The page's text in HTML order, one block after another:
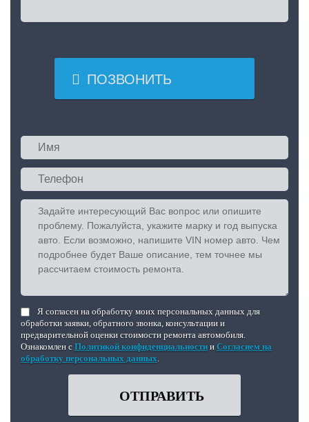
 ПОЗВОНИТЬ
Я согласен на обработку моих персональных данных для
обработки заявки, обратного звонка, консультации и
предварительной оценки стоимости ремонта автомобиля.
Ознакомлен с Политикой конфиденциальности и Согласием на
обработку персональных данных.
ОТПРАВИТЬ